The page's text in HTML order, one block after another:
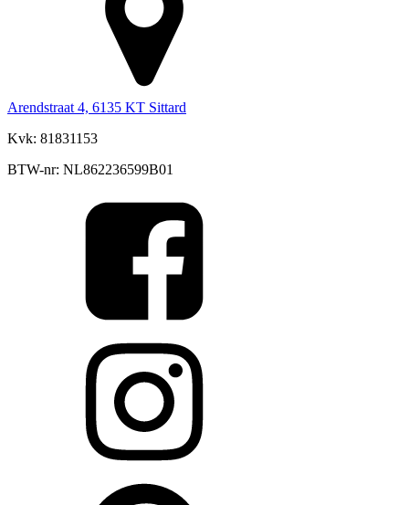
Arendstraat 4, 6135 KT Sittard
Kvk: 81831153
BTW-nr: NL862236599B01